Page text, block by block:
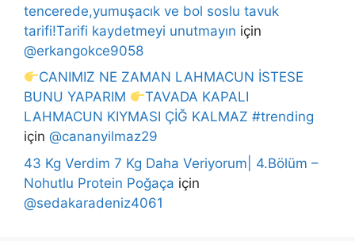
tencerede,yumuşacık ve bol soslu tavuk
tarifi!Tarifi kaydetmeyi unutmayın için
@erkangokce9058
CANIMIZ NE ZAMAN LAHMACUN İSTESE
BUNU YAPARIM
TAVADA KAPALI
LAHMACUN KIYMASI ÇİĞ KALMAZ #trending
için @cananyilmaz29
43 Kg Verdim 7 Kg Daha Veriyorum| 4.Bölüm –
Nohutlu Protein Poğaça için
@sedakaradeniz4061